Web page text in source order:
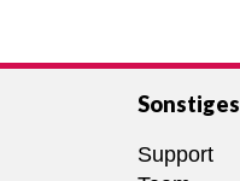
Sonstiges
Support